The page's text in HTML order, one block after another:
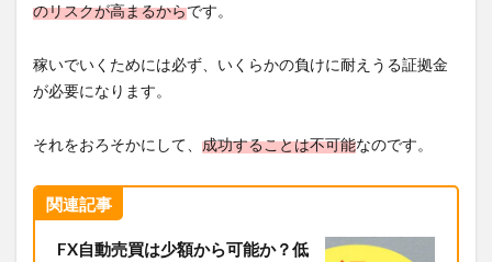
のリスクが高まるからです。
稼いでいくためには必ず、いくらかの負けに耐えうる証拠金
が必要になります。
それをおろそかにして、 成功することは不可能なのです。
関連記事
FX自動売買は少額から可能か？低